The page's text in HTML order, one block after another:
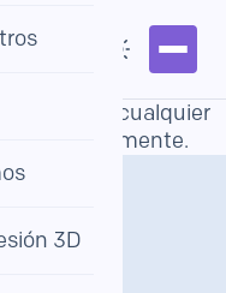
3D
y resuelve cualquier
tienes en mente.